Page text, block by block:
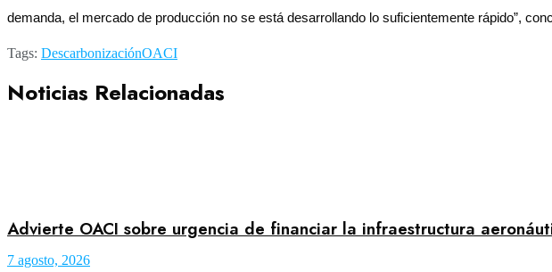
demanda, el mercado de producción no se está desarrollando lo suficientemente rápido”,
Tags: DescarbonizaciónOACI
Noticias Relacionadas
Advierte OACI sobre urgencia de financiar la infraestructura
7 agosto, 2026